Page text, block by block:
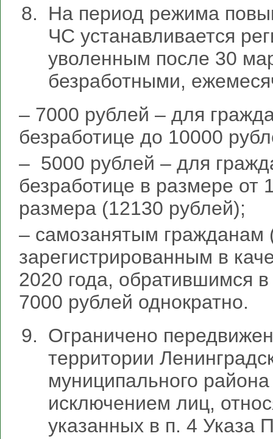
На период режима
ЧС устанавливается
уволенным после 30
безработными,
– 7000 рублей – для
безработице до 10000
– 5000 рублей – для
безработице в размере от
размера (12130 рублей);
– самозанятым гражданам
зарегистрированным в
2020 года, обратившимся
7000 рублей однократно.
Ограничено
территории
муниципального района
исключением лиц,
указанных в п. 4 Указа